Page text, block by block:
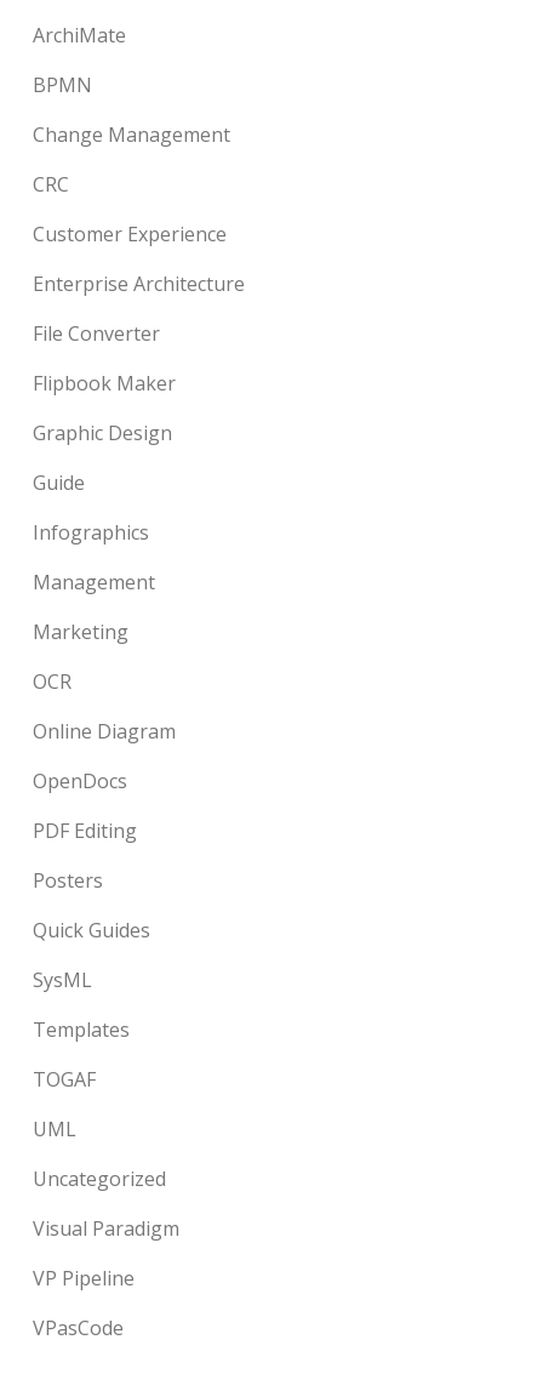
ArchiMate
BPMN
Change Management
CRC
Customer Experience
Enterprise Architecture
File Converter
Flipbook Maker
Graphic Design
Guide
Infographics
Management
Marketing
OCR
Online Diagram
OpenDocs
PDF Editing
Posters
Quick Guides
SysML
Templates
TOGAF
UML
Uncategorized
Visual Paradigm
VP Pipeline
VPasCode